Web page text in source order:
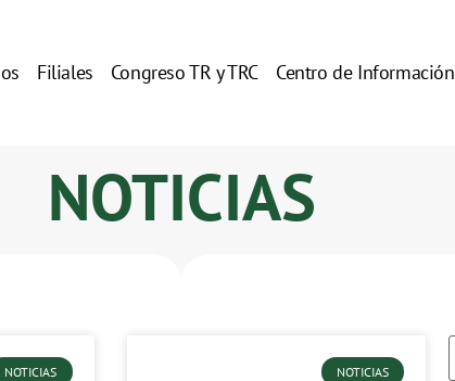
Filiales Congreso TR y TRC Centro de Información
NOTICIAS
NOTICIAS NOTICIAS